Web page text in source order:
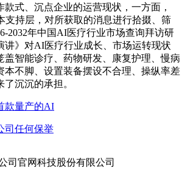
式、沉点企业的运营现状，一方面，
支持层，对所获取的消息进行拾掇、筛
2032年中国AI医疗行业市场查询拜访研
讲》对AI医疗行业成长、市场运转现状
盖智能诊疗、药物研发、康复护理、慢病
本不脚、设置装备摆设不合理、操纵率差
沉沉的承担。
款量产的AI
司任何保举